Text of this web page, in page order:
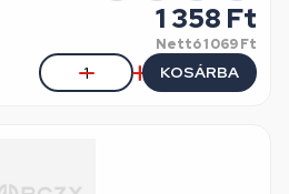
1 358 Ft
Nettó1 069 Ft
KOSÁRBA